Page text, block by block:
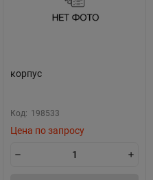
корпус
Код: 198533
Цена по запросу